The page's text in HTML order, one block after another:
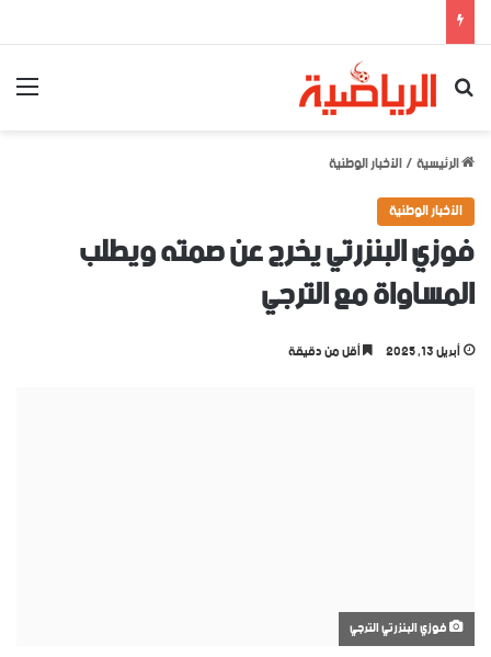
بحث عن
الرئيسية/الأخبار الوطنية
الأخبار الوطنية
فوزي البنزرتي يخرج عن صمته ويطلب
المساواة مع الترجي
أبريل 13, 2025 أقل من دقيقة
فوزي البنزرتي الترجي